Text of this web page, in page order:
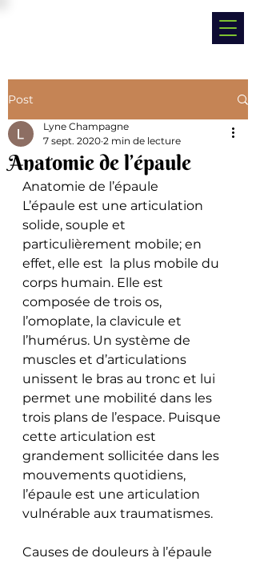
Post
Anatomie de l’épaule
Lyne Champagne
7 sept. 2020 2 min de lecture
Anatomie de l’épaule
L’épaule est une articulation
solide, souple et
particulièrement mobile; en
effet, elle est  la plus mobile du
corps humain. Elle est
composée de trois os,
l’omoplate, la clavicule et
l’humérus. Un système de
muscles et d’articulations
unissent le bras au tronc et lui
permet une mobilité dans les
trois plans de l’espace. Puisque
cette articulation est
grandement sollicitée dans les
mouvements quotidiens,
l’épaule est une articulation
vulnérable aux traumatismes.
Causes de douleurs à l’épaule